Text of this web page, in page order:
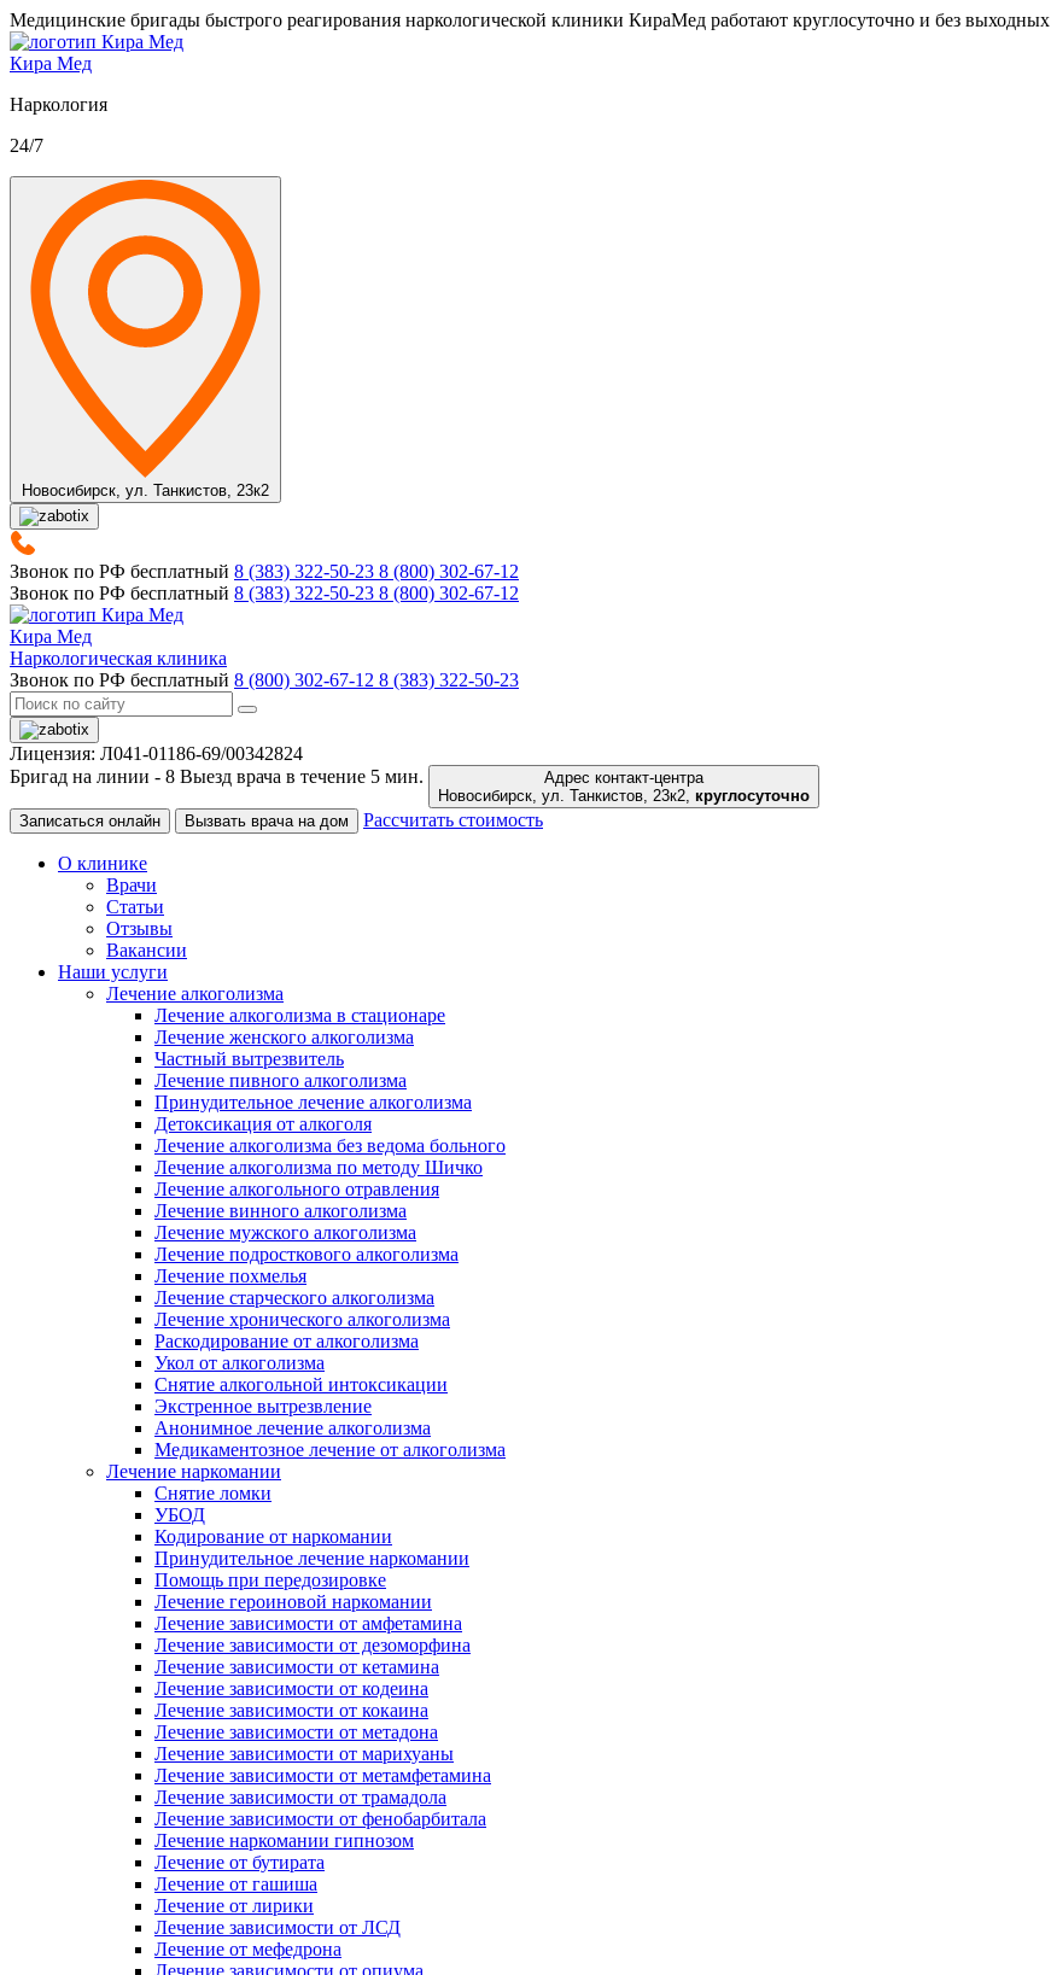
Медицинские бригады быстрого реагирования наркологической клиники КираМед работают круглосуточно и без выходных
Кира Мед
Наркология
24/7
Новосибирск, ул. Танкистов, 23к2
Звонок по РФ бесплатный 8 (383) 322-50-23 8 (800) 302-67-12
Звонок по РФ бесплатный 8 (383) 322-50-23 8 (800) 302-67-12
Кира Мед
Наркологическая клиника
Звонок по РФ бесплатный 8 (800) 302-67-12 8 (383) 322-50-23
Лицензия: Л041-01186-69/00342824
Бригад на линии - 8 Выезд врача в течение 5 мин.
Адрес контакт-центра
Новосибирск, ул. Танкистов, 23к2, круглосуточно
Записаться онлайн
Вызвать врача на дом Рассчитать стоимость
О клинике
Врачи
Статьи
Отзывы
Вакансии
Наши услуги
Лечение алкоголизма
Лечение алкоголизма в стационаре
Лечение женского алкоголизма
Частный вытрезвитель
Лечение пивного алкоголизма
Принудительное лечение алкоголизма
Детоксикация от алкоголя
Лечение алкоголизма без ведома больного
Лечение алкоголизма по методу Шичко
Лечение алкогольного отравления
Лечение винного алкоголизма
Лечение мужского алкоголизма
Лечение подросткового алкоголизма
Лечение похмелья
Лечение старческого алкоголизма
Лечение хронического алкоголизма
Раскодирование от алкоголизма
Укол от алкоголизма
Снятие алкогольной интоксикации
Экстренное вытрезвление
Анонимное лечение алкоголизма
Медикаментозное лечение от алкоголизма
Лечение наркомании
Снятие ломки
УБОД
Кодирование от наркомании
Принудительное лечение наркомании
Помощь при передозировке
Лечение героиновой наркомании
Лечение зависимости от амфетамина
Лечение зависимости от дезоморфина
Лечение зависимости от кетамина
Лечение зависимости от кодеина
Лечение зависимости от кокаина
Лечение зависимости от метадона
Лечение зависимости от марихуаны
Лечение зависимости от метамфетамина
Лечение зависимости от трамадола
Лечение зависимости от фенобарбитала
Лечение наркомании гипнозом
Лечение от бутирата
Лечение от гашиша
Лечение от лирики
Лечение зависимости от ЛСД
Лечение от мефедрона
Лечение зависимости от опиума